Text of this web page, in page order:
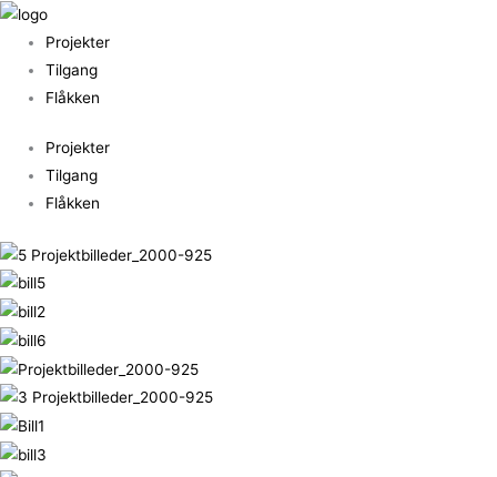
Gå
indholdet
Projekter
Tilgang
Flåkken
Projekter
Tilgang
Flåkken